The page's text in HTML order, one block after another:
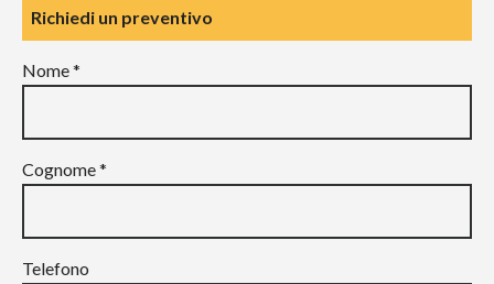
Richiedi un preventivo
Nome *
Cognome *
Telefono